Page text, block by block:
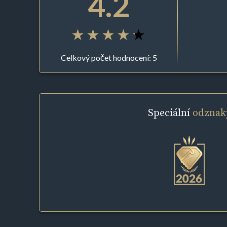
Celkový počet hodnocení: 5
Speciální